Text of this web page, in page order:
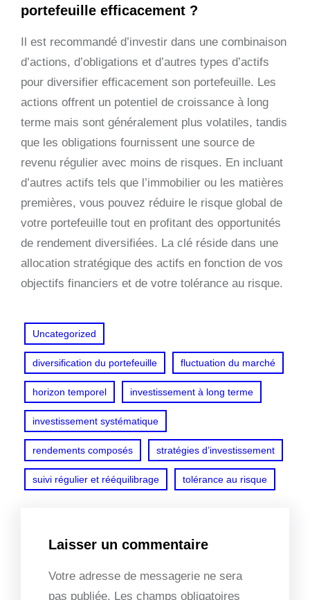
portefeuille efficacement ?
Il est recommandé d’investir dans une combinaison
d’actions, d’obligations et d’autres types d’actifs
pour diversifier efficacement son portefeuille. Les
actions offrent un potentiel de croissance à long
terme mais sont généralement plus volatiles, tandis
que les obligations fournissent une source de
revenu régulier avec moins de risques. En incluant
d’autres actifs tels que l’immobilier ou les matières
premières, vous pouvez réduire le risque global de
votre portefeuille tout en profitant des opportunités
de rendement diversifiées. La clé réside dans une
allocation stratégique des actifs en fonction de vos
objectifs financiers et de votre tolérance au risque.
Uncategorized
diversification du portefeuille fluctuation du marché
horizon temporel investissement à long terme
investissement systématique
rendements composés stratégies d’investissement
suivi régulier et rééquilibrage tolérance au risque
Laisser un commentaire
Votre adresse de messagerie ne sera
pas publiée. Les champs obligatoires